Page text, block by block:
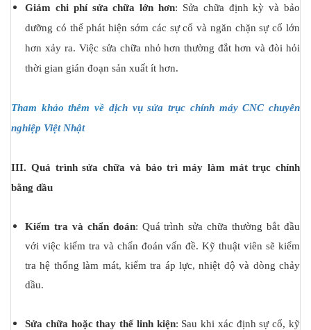
Giảm chi phí sửa chữa lớn hơn: Sửa chữa định kỳ và bảo
dưỡng có thể phát hiện sớm các sự cố và ngăn chặn sự cố lớn
hơn xảy ra. Việc sửa chữa nhỏ hơn thường đắt hơn và đòi hỏi
thời gian gián đoạn sản xuất ít hơn.
Tham khảo thêm về dịch vụ sửa trục chính máy CNC chuyên
nghiệp Việt Nhật
III. Quá trình sửa chữa và bảo trì máy làm mát trục chính
bằng dầu
Kiểm tra và chẩn đoán: Quá trình sửa chữa thường bắt đầu
với việc kiểm tra và chẩn đoán vấn đề. Kỹ thuật viên sẽ kiểm
tra hệ thống làm mát, kiểm tra áp lực, nhiệt độ và dòng chảy
dầu.
Sửa chữa hoặc thay thế linh kiện: Sau khi xác định sự cố, kỹ